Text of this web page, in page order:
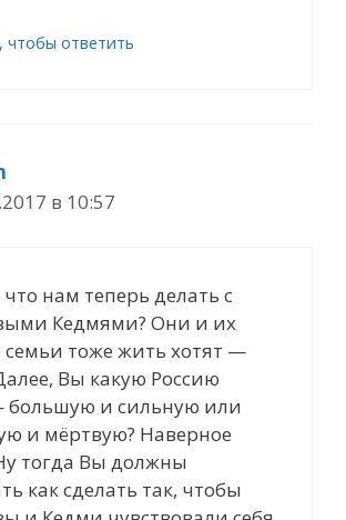
чтобы ответить
в 10:57
нам теперь делать с
Кедмями? Они и их
тоже жить хотят —
Вы какую Россию
большую и сильную или
и мёртвую? Наверное
тогда Вы должны
как сделать так, чтобы